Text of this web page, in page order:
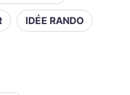
IDÉE RANDO